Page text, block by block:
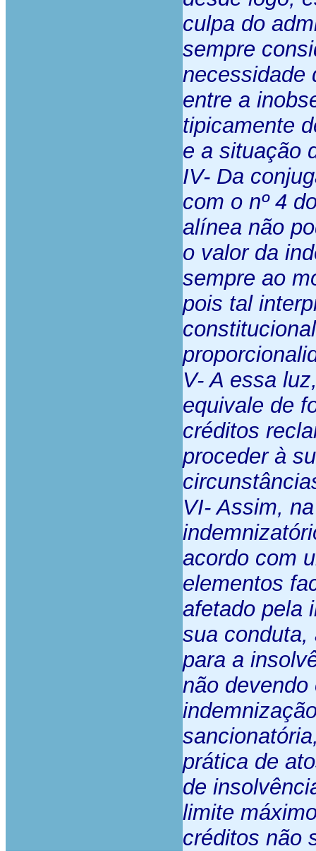
culpa do
sempre
necessidade
entre a
tipicamente
e a situação
IV- Da
com o nº 4
alínea não
o valor da
sempre ao
pois tal
V- A essa
equivale de
créditos
proceder à
VI- Assim,
acordo com
elementos
afetado pela
sua conduta,
para a
não
prática de
de
limite
créditos não